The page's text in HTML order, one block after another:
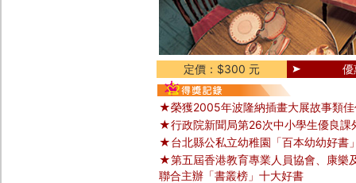
定價：$300 元
★榮獲2005年波隆納插畫大展故事類
★行政院新聞局第26次中小學生優良課
★台北縣公私立幼稚園「百本幼幼好書
★第五屆香港教育專業人員協會、康樂
聯合主辦「書叢榜」十大好書